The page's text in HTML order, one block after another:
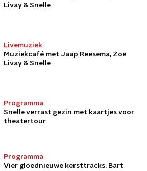
Livay & Snelle
Livemuziek
Muziekcafé met Jaap Reesema, Zoë
Livay & Snelle
Programma
Snelle verrast gezin met kaartjes voor
theatertour
Programma
Vier gloednieuwe kersttracks: Bart